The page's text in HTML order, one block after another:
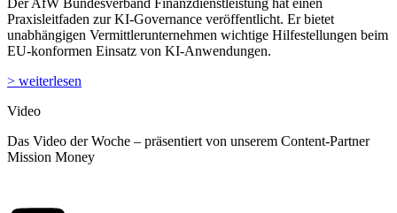
Der AfW Bundesverband Finanzdienstleistung hat einen
Praxisleitfaden zur KI-Governance veröffentlicht. Er bietet
unabhängigen Vermittlerunternehmen wichtige Hilfestellungen beim
EU-konformen Einsatz von KI-Anwendungen.
> weiterlesen
Video
Das Video der Woche – präsentiert von unserem Content-Partner
Mission Money